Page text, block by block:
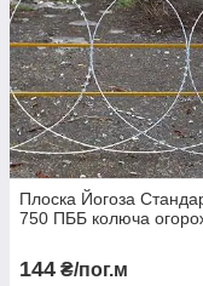
Плоска Йогоза
750 ПББ колюча
144 ₴/пог.м